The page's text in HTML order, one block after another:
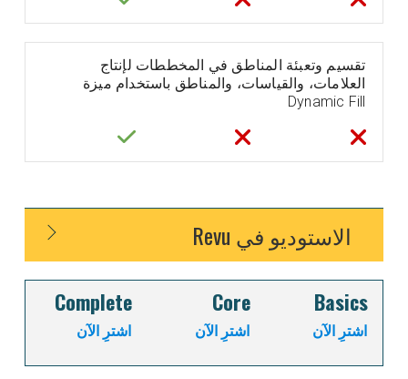
تقسيم وتعبئة المناطق في المخططات لإنتاج
العلامات، والقياسات، والمناطق باستخدام ميزة
Dynamic Fill
الاستوديو في Revu
Basics
اشترِ الآن
Core
اشترِ الآن
Complete
اشترِ الآن